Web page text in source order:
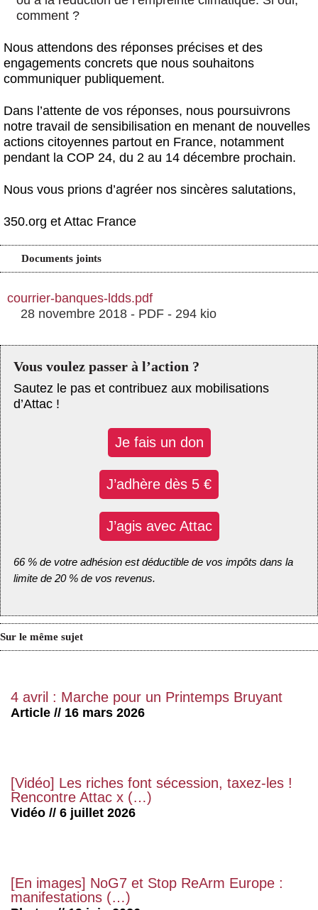
comment ?
Nous attendons des réponses précises et des
engagements concrets que nous souhaitons
communiquer publiquement.
Dans l’attente de vos réponses, nous poursuivrons
notre travail de sensibilisation en menant de nouvelles
actions citoyennes partout en France, notamment
pendant la COP 24, du 2 au 14 décembre prochain.
Nous vous prions d’agréer nos sincères salutations,
350.org et Attac France
Documents joints
courrier-banques-ldds.pdf
28 novembre 2018 - PDF - 294 kio
Vous voulez passer à l’action ?
Sautez le pas et contribuez aux mobilisations
d’Attac !
Je fais un don
J’adhère dès 5 €
J’agis avec Attac
66 % de votre adhésion est déductible de vos impôts dans la
limite de 20 % de vos revenus.
Sur le même sujet
4 avril : Marche pour un Printemps Bruyant
Article // 16 mars 2026
[Vidéo] Les riches font sécession, taxez-les !
Rencontre Attac x (…)
Vidéo // 6 juillet 2026
[En images] NoG7 et Stop ReArm Europe :
manifestations (…)